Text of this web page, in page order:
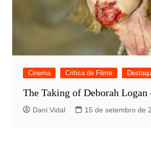
Cinema Crítica de Filme
The Taking of Deborah Logan
Dani Vidal 15 de setembro de